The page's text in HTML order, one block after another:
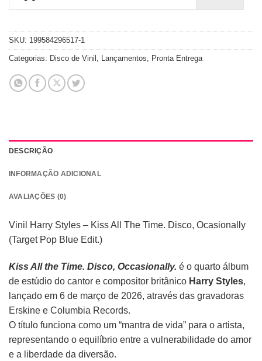
SKU: 199584296517-1
Categorias: Disco de Vinil Lançamentos Pronta Entrega
DESCRIÇÃO
INFORMAÇÃO ADICIONAL
AVALIAÇÕES (0)
Vinil Harry Styles – Kiss All The Time. Disco, Ocasionally
(Target Pop Blue Edit.)
Kiss All the Time. Disco, Occasionally. é o quarto álbum
de estúdio do cantor e compositor britânico Harry Styles,
lançado em 6 de março de 2026, através das gravadoras
Erskine e Columbia Records.
O título funciona como um “mantra de vida” para o artista,
representando o equilíbrio entre a vulnerabilidade do amor
e a liberdade da diversão.